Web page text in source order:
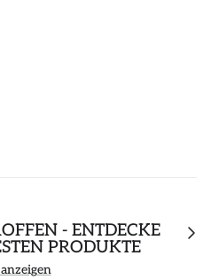
- ENTDECKE
PRODUKTE